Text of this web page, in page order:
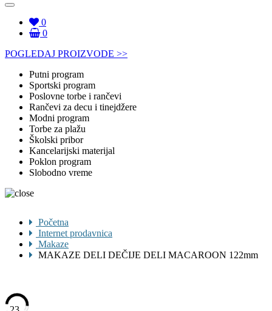
0
0
POGLEDAJ PROIZVODE >>
Putni program
Sportski program
Poslovne torbe i rančevi
Rančevi za decu i tinejdžere
Modni program
Torbe za plažu
Školski pribor
Kancelarijski materijal
Poklon program
Slobodno vreme
Početna
Internet prodavnica
Makaze
MAKAZE DELI DEČIJE DELI MACAROON 122mm